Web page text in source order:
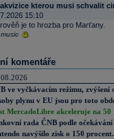
kterou musi schvalit
15:10
je to hrozba pro Marťany.
komentáře
ve vyčkávacím režimu, zvýšení
plynu v EU jsou pro toto
MercadoLibre akceleruje na
rada ČNB podle
navýšilo zisk o 150